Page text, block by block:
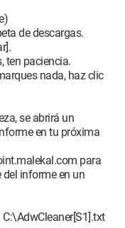
de descargas.
ten paciencia.
nada, haz clic
se abrirá un
en tu próxima
para
del informe en un